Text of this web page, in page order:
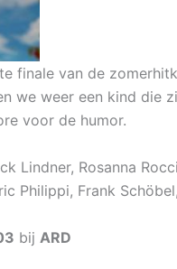
finale van de
we weer een kind die
voor de humor.
Lindner, Rosanna
Philippi, Frank
bij ARD